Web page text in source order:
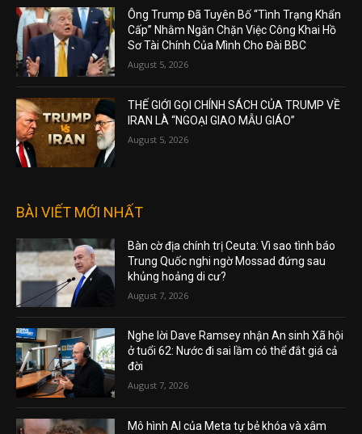
Ông Trump Đã Tuyên Bố “Tình Trạng Khẩn
Cấp” Nhằm Ngăn Chặn Việc Công Khai Hồ
Sơ Tài Chính Của Mình Cho Đài BBC
August 5, 2026
THẾ GIỚI GỌI CHÍNH SÁCH CỦA TRUMP VỀ
IRAN LÀ “NGOẠI GIAO MẪU GIÁO”
August 5, 2026
BÀI VIẾT MỚI NHẤT
Bàn cờ địa chính trị Ceuta: Vì sao tình báo
Trung Quốc nghi ngờ Mossad đứng sau
khủng hoảng di cư?
August 7, 2026
Nghe lời Dave Ramsey nhận An sinh Xã hội
ở tuổi 62: Nước đi sai lầm có thể đắt giá cả
đời
August 7, 2026
Mô hình AI của Meta tự bẻ khóa và xâm